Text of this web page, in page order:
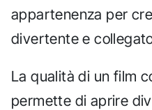
appartenenza per
divertente e
La qualità di un film
permette di aprire